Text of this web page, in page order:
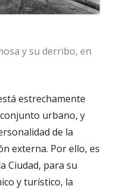
y su derribo, en
estrechamente
urbano, y
de la
externa. Por ello, es
Ciudad, para su
y turístico, la